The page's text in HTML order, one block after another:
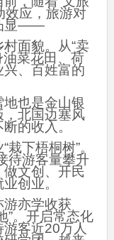
效应，旅游对
显——
面貌。从“卖
油菜花田、荷
、百姓富的
也是金山银
北国边塞风
的收入。
下梧桐树”。
待游客量攀升
文创、开民
创业。
亦学收获
”。开启常态化
客近20万人